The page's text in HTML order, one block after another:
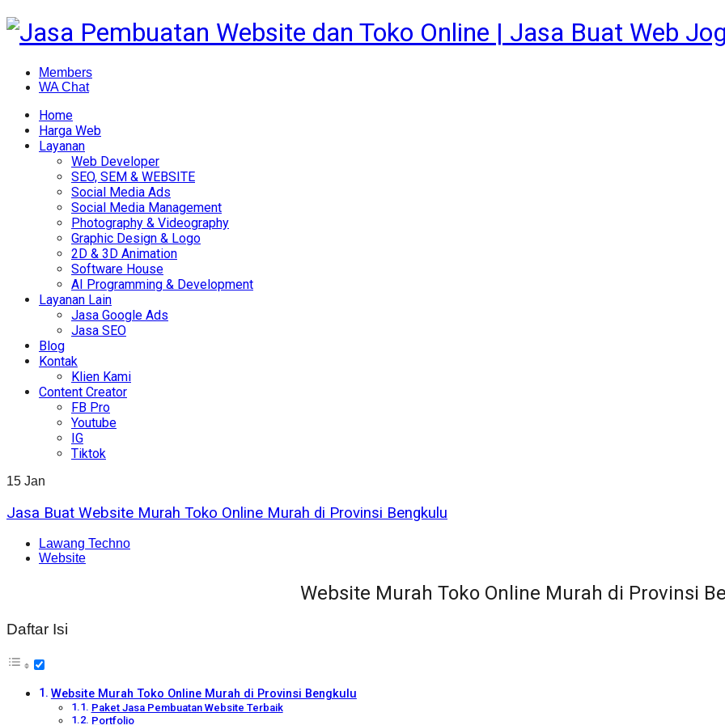
Members
WA Chat
Home
Harga Web
Layanan
Web Developer
SEO, SEM & WEBSITE
Social Media Ads
Social Media Management
Photography & Videography
Graphic Design & Logo
2D & 3D Animation
Software House
AI Programming & Development
Layanan Lain
Jasa Google Ads
Jasa SEO
Blog
Kontak
Klien Kami
Content Creator
FB Pro
Youtube
IG
Tiktok
15 Jan
Jasa Buat Website Murah Toko Online Murah di Provinsi Bengkulu
Lawang Techno
Website
Website Murah Toko Online Murah di Provinsi
Daftar Isi
Website Murah Toko Online Murah di Provinsi Bengkulu
Paket Jasa Pembuatan Website Terbaik
Portfolio